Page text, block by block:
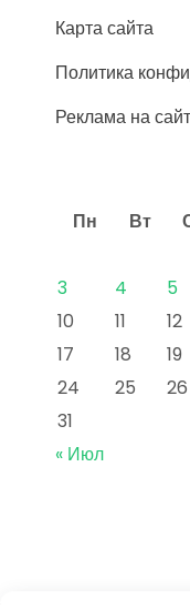
Карта сайта
Политика
Реклама на
Пн
Вт
3
4 5
10
11 12
17
18 19
24
25 26
31
« Июл